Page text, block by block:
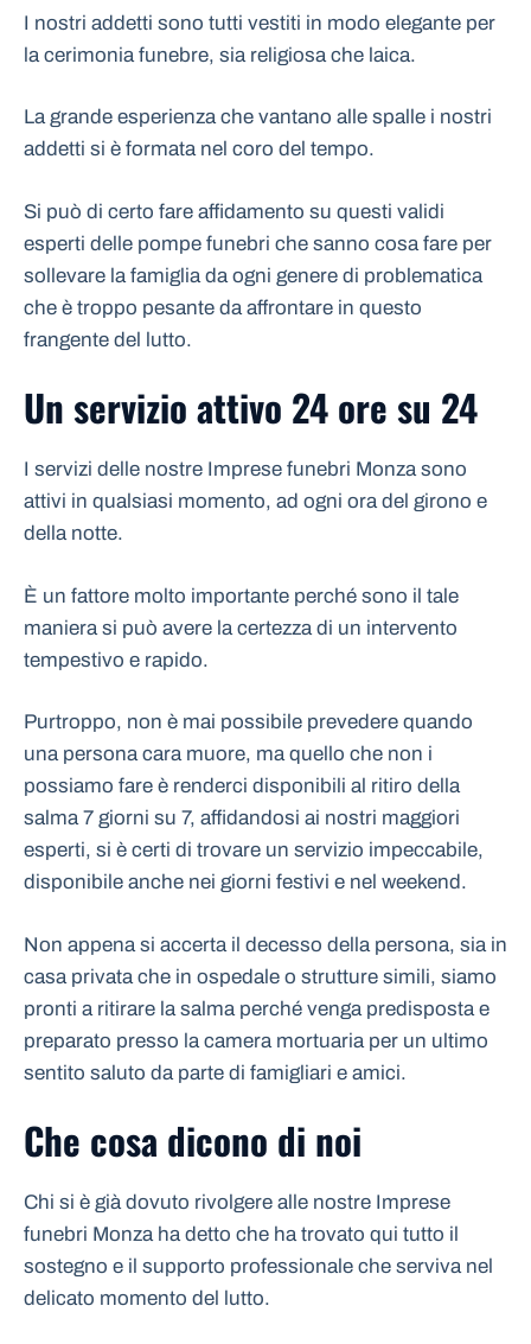
I nostri addetti sono tutti vestiti in modo elegante per
la cerimonia funebre, sia religiosa che laica.
La grande esperienza che vantano alle spalle i nostri
addetti si è formata nel coro del tempo.
Si può di certo fare affidamento su questi validi
esperti delle pompe funebri che sanno cosa fare per
sollevare la famiglia da ogni genere di problematica
che è troppo pesante da affrontare in questo
frangente del lutto.
Un servizio attivo 24 ore su 24
I servizi delle nostre Imprese funebri Monza sono
attivi in qualsiasi momento, ad ogni ora del girono e
della notte.
È un fattore molto importante perché sono il tale
maniera si può avere la certezza di un intervento
tempestivo e rapido.
Purtroppo, non è mai possibile prevedere quando
una persona cara muore, ma quello che non i
possiamo fare è renderci disponibili al ritiro della
salma 7 giorni su 7, affidandosi ai nostri maggiori
esperti, si è certi di trovare un servizio impeccabile,
disponibile anche nei giorni festivi e nel weekend.
Non appena si accerta il decesso della persona, sia in
casa privata che in ospedale o strutture simili, siamo
pronti a ritirare la salma perché venga predisposta e
preparato presso la camera mortuaria per un ultimo
sentito saluto da parte di famigliari e amici.
Che cosa dicono di noi
Chi si è già dovuto rivolgere alle nostre Imprese
funebri Monza ha detto che ha trovato qui tutto il
sostegno e il supporto professionale che serviva nel
delicato momento del lutto.